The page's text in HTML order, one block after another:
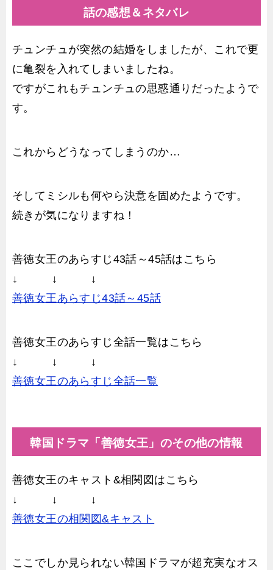
話の感想＆ネタバレ
チュンチュが突然の結婚をしましたが、これで更
に亀裂を入れてしまいましたね。
ですがこれもチュンチュの思惑通りだったようで
す。
これからどうなってしまうのか…
そしてミシルも何やら決意を固めたようです。
続きが気になりますね！
善徳女王のあらすじ43話～45話はこちら
↓ ↓ ↓
善徳女王あらすじ43話～45話
善徳女王のあらすじ全話一覧はこちら
↓ ↓ ↓
善徳女王のあらすじ全話一覧
韓国ドラマ「善徳女王」のその他の情報
善徳女王のキャスト&相関図はこちら
↓ ↓ ↓
善徳女王の相関図&キャスト
ここでしか見られない韓国ドラマが超充実なオス